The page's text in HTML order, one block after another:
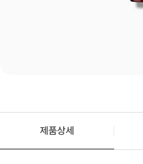
제품상세